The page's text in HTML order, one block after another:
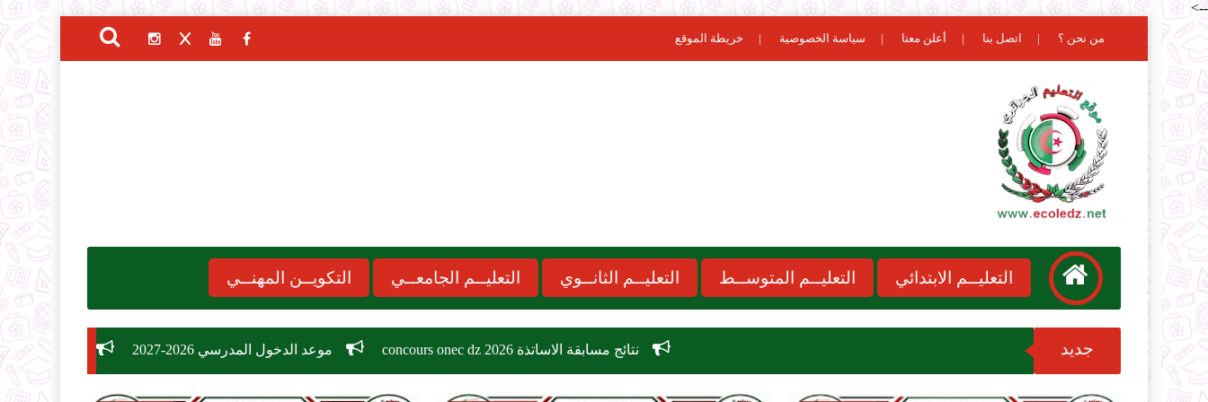
-->
من نحن ؟ اتصل بنا أعلن معنا سياسة الخصوصية خريطة الموقع
التعليــم الابتدائي التعليــم المتوســط التعليــم الثانــوي التعليــم الجامعــي التكويــن المهنــي
جديد نتائج مسابقة الاساتذة 2026 concours onec dz موعد الدخول المدرسي 2026-2027 مسابقة توظيف وزارة التربية الوطنية 2026: دليل الشروط، التخصصات، وكيفية التسجيل في 26,209